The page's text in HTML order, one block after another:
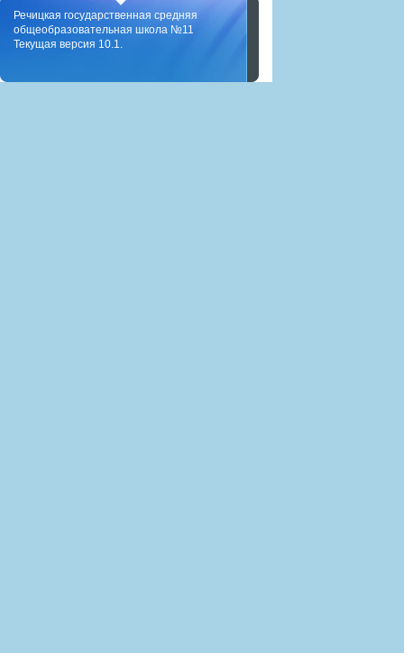
Речицкая государственная средняя
общеобразовательная школа №11
Текущая версия 10.1.